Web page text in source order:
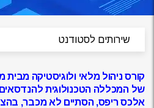
קורס ניהול מלאי ולוגיסטיקה
של המכללה הטכנולוגית
אלכס ריפס, הסתיים לא מכבר,